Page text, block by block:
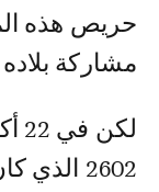
حريص هذه
مشاركة
2602